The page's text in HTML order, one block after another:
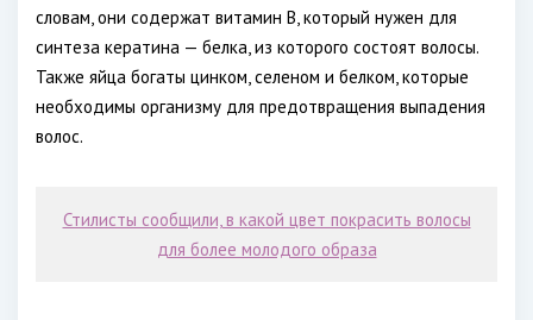
словам, они содержат витамин В, который нужен для
синтеза кератина — белка, из которого состоят волосы.
Также яйца богаты цинком, селеном и белком, которые
необходимы организму для предотвращения выпадения
волос.
Стилисты сообщили, в какой цвет покрасить волосы
для более молодого образа